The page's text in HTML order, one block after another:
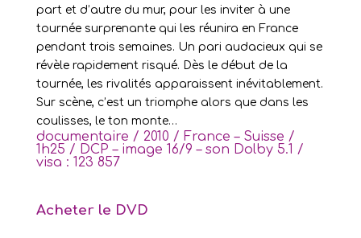
part et d’autre du mur, pour les inviter à une
tournée surprenante qui les réunira en France
pendant trois semaines. Un pari audacieux qui se
révèle rapidement risqué. Dès le début de la
tournée, les rivalités apparaissent inévitablement.
Sur scène, c’est un triomphe alors que dans les
coulisses, le ton monte…
documentaire / 2010 / France – Suisse /
1h25 / DCP – image 16/9 – son Dolby 5.1 /
visa : 123 857
Acheter le DVD